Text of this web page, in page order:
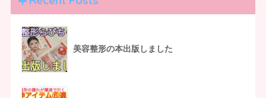
美容整形の本出版しました